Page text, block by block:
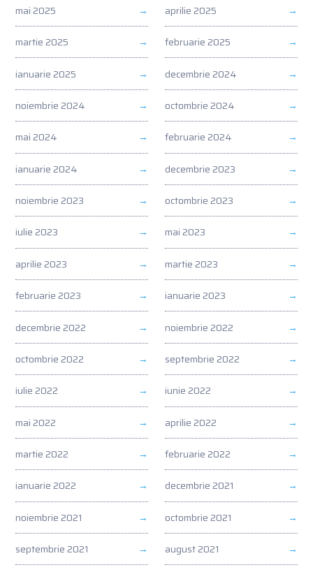
mai 2025 aprilie 2025
martie 2025 februarie 2025
ianuarie 2025 decembrie 2024
noiembrie 2024 octombrie 2024
mai 2024 februarie 2024
ianuarie 2024 decembrie 2023
noiembrie 2023 octombrie 2023
iulie 2023 mai 2023
aprilie 2023 martie 2023
februarie 2023 ianuarie 2023
decembrie 2022 noiembrie 2022
octombrie 2022 septembrie 2022
iulie 2022 iunie 2022
mai 2022 aprilie 2022
martie 2022 februarie 2022
ianuarie 2022 decembrie 2021
noiembrie 2021 octombrie 2021
septembrie 2021 august 2021